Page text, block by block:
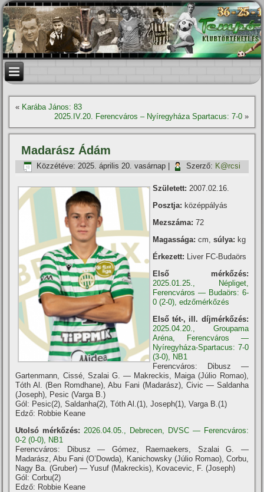
« Karába János: 83
2025.IV.20. Ferencváros – Nyíregyháza Spartacus: 7-0»
Madarász Ádám
Közzétéve: 2025. április 20. vasárnap Szerző: K@rcsi
Született: 2007.02.16.
Posztja: középpályás
Mezszáma: 72
Magassága: cm,súlya: kg
Érkezett: Liver FC-Budaörs
Első mérkőzés:
2025.01.25., Népliget,
Ferencváros — Budaörs: 6-
0 (2-0), edzőmérkőzés
Első tét-, ill. díjmérkőzés:
2025.04.20., Groupama
Aréna, Ferencváros —
Nyíregyháza-Spartacus: 7-0
(3-0), NB1
Ferencváros: Dibusz —
Gartenmann, Cissé, Szalai G. — Makreckis, Maiga (Júlio Romao),
Tóth Al. (Ben Romdhane), Abu Fani (Madarász), Civic — Saldanha
(Joseph), Pesic (Varga B.)
Gól: Pesic(2), Saldanha(2), Tóth Al.(1), Joseph(1), Varga B.(1)
Edző: Robbie Keane
Utolsó mérkőzés: 2026.04.05., Debrecen, DVSC — Ferencváros:
0-2 (0-0), NB1
Ferencváros: Dibusz — Gómez, Raemaekers, Szalai G. —
Madarász, Abu Fani (O’Dowda), Kanichowsky (Júlio Romao), Corbu,
Nagy Ba. (Gruber) — Yusuf (Makreckis), Kovacevic, F. (Joseph)
Gól: Corbu(2)
Edző: Robbie Keane